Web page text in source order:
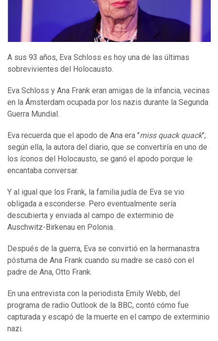
A sus 93 años, Eva Schloss es hoy una de las últimas
sobrevivientes del Holocausto.
Eva Schloss y Ana Frank eran amigas de la infancia, vecinas
en la Ámsterdam ocupada por los nazis durante la Segunda
Guerra Mundial.
Eva recuerda que el apodo de Ana era "miss quack quack";
según ella, la autora del diario, que se convertiría en uno de
los íconos del Holocausto, se ganó el apodo porque le
encantaba conversar.
Y al igual que los Frank, la familia judía de Eva se vio
obligada a esconderse. Pero eventualmente sería
descubierta y enviada al campo de exterminio de
Auschwitz-Birkenau en Polonia.
Después de la guerra, Eva se convirtió en la hermanastra
póstuma de Ana Frank cuando su madre se casó con el
padre de Ana, Otto Frank.
En una entrevista con la periodista Emily Webb, del
programa de radio Outlook de la BBC, contó cómo fue
capturada y escapó de la muerte en el campo de exterminio
nazi.